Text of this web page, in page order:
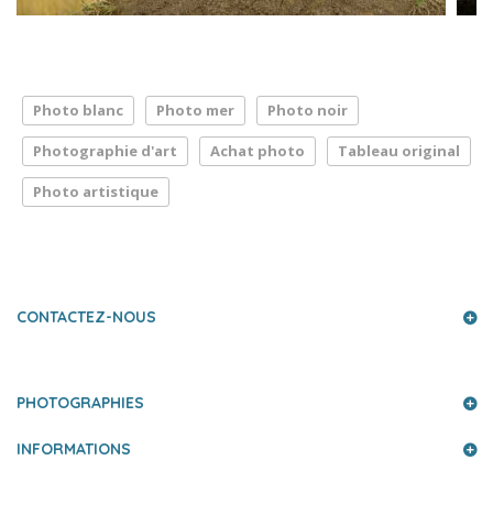
Photo blanc Photo mer Photo noir
Photographie d'art Achat photo Tableau original
Photo artistique
CONTACTEZ-NOUS
PHOTOGRAPHIES
INFORMATIONS